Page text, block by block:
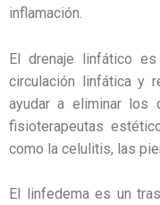
inflamación.
El drenaje linfático
circulación linfática y
ayudar a eliminar los
fisioterapeutas
como la celulitis, las
El linfedema es un